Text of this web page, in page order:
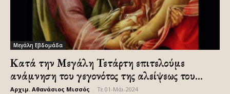
Μεγάλη Εβδομάδα
Κατά την Μεγάλη Τετάρτη επιτελούμε
ανάμνηση του γεγονότος της αλείψεως του...
Αρχιμ. Αθανάσιος Μισσός Τε 01-Μάι-2024